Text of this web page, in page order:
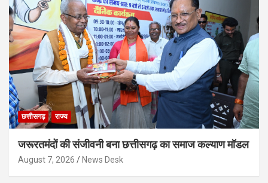
छत्तीसगढ़ राज्य
जरूरतमंदों की संजीवनी बना छत्तीसगढ़ का समाज कल्याण मॉडल
August 7, 2026 News Desk